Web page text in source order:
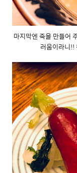
마지막엔 죽을 만들어
러움이라니!!